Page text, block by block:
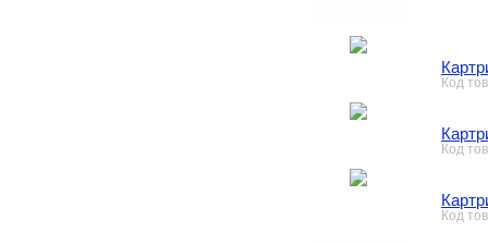
Код
Код
Код